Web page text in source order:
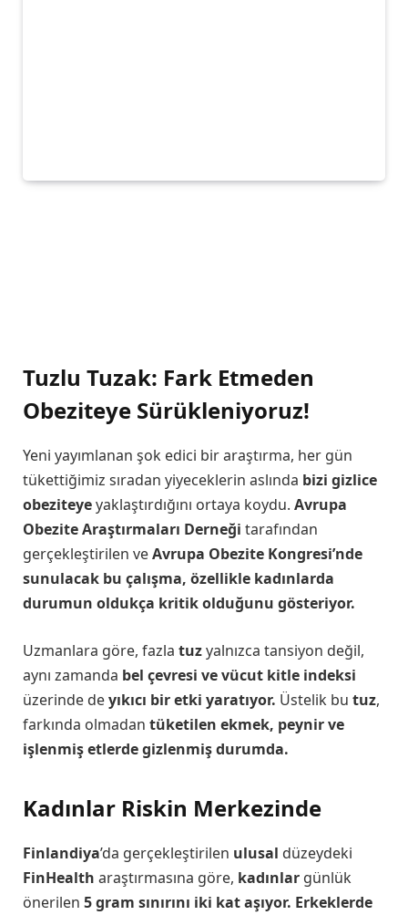
Tuzlu Tuzak: Fark Etmeden
Obeziteye Sürükleniyoruz!
Yeni yayımlanan şok edici bir araştırma, her gün
tükettiğimiz sıradan yiyeceklerin aslında bizi gizlice
obeziteyeyaklaştırdığını ortaya koydu. Avrupa
ObeziteAraştırmaları Derneği tarafından
gerçekleştirilen veAvrupa Obezite Kongresi’nde
sunulacak bu çalışma, özellikle kadınlarda
durumun oldukça kritik olduğunu gösteriyor.
Uzmanlara göre, fazla tuzyalnızca tansiyon değil,
aynı zamanda bel çevresi ve vücut kitle indeksi
üzerinde deyıkıcı bir etki yaratıyor. Üstelik bu tuz,
farkında olmadan tüketilen ekmek, peynir ve
işlenmiş etlerde gizlenmiş durumda.
Kadınlar Riskin Merkezinde
Finlandiya’da gerçekleştirilen ulusal düzeydeki
FinHealth araştırmasına göre, kadınlar günlük
önerilen 5 gram sınırını iki kat aşıyor. Erkeklerde